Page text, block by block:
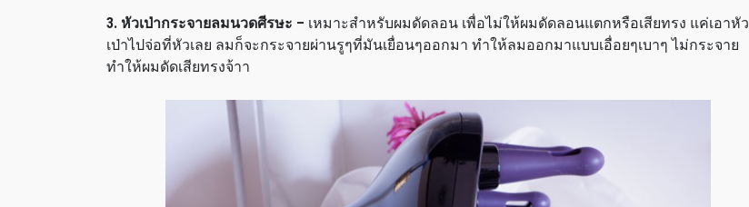
3. หัวเป่ากระจายลมนวดศีรษะ – เหมาะสำหรับผมดัดลอน เพื่อไม่ให้ผมดัดลอนแตกหรือเสียทรง แค่เอาหัว
เป่าไปจ่อที่หัวเลย ลมก็จะกระจายผ่านรูๆที่มันเยื่อนๆออกมา ทำให้ลมออกมาแบบเอื่อยๆเบาๆ ไม่กระจาย
ทำให้ผมดัดเสียทรงจ้าา